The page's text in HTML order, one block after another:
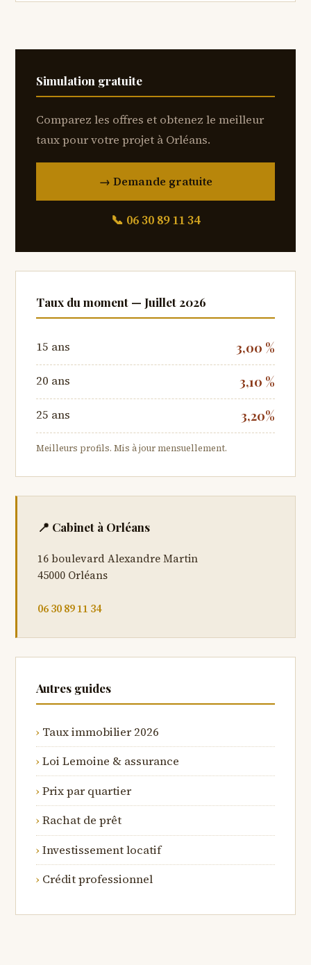
Simulation gratuite
Comparez les offres et obtenez le meilleur
taux pour votre projet à Orléans.
→ Demande gratuite
📞 06 30 89 11 34
Taux du moment —Juillet 2026
15 ans 3,00 %
20 ans 3,10 %
25 ans 3,20%
Meilleurs profils. Mis à jour mensuellement.
📍 Cabinet à Orléans
16 boulevard Alexandre Martin
45000 Orléans
06 30 89 11 34
Autres guides
Taux immobilier 2026
Loi Lemoine & assurance
Prix par quartier
Rachat de prêt
Investissement locatif
Crédit professionnel